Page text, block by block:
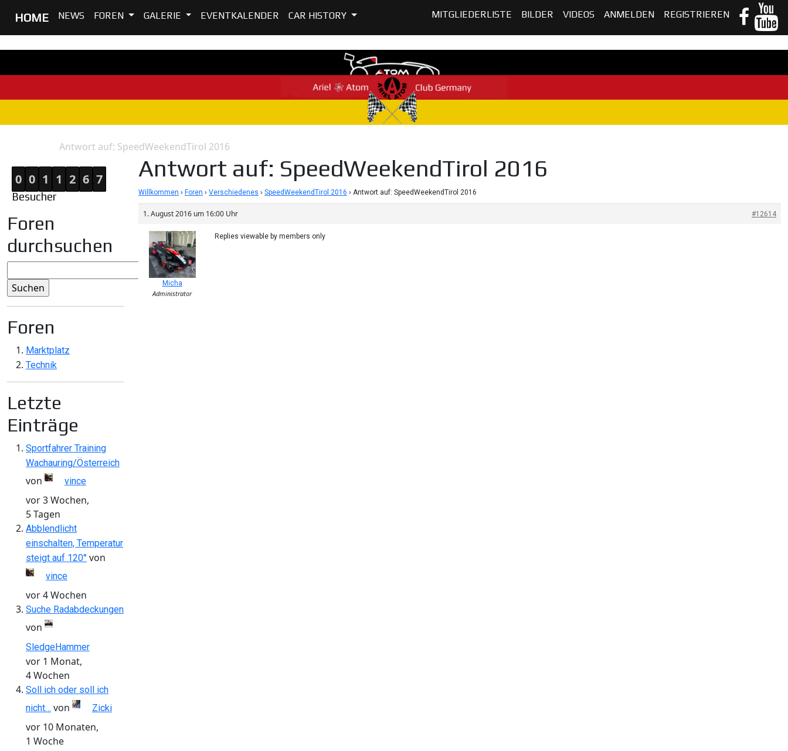
HOME NEWS FOREN GALERIE EVENTKALENDER CAR HISTORY MITGLIEDERLISTE BILDER VIDEOS ANMELDEN REGISTRIEREN
Antwort auf: SpeedWeekendTirol 2016
0 0 1 1 2 6 7
Besucher
Foren
durchsuchen
Foren
Marktplatz
Technik
Letzte
Einträge
Sportfahrer Training
Wachauring/Österreich
von vince
vor 3 Wochen,
5 Tagen
Abblendlicht
einschalten, Temperatur
steigt auf 120° von
vince
vor 4 Wochen
Suche Radabdeckungen
von
SledgeHammer
vor 1 Monat,
4 Wochen
Soll ich oder soll ich
nicht… von Zicki
vor 10 Monaten,
1 Woche
Antwort auf: SpeedWeekendTirol 2016
Willkommen › Foren › Verschiedenes › SpeedWeekendTirol 2016 › Antwort auf: SpeedWeekendTirol 2016
1. August 2016 um 16:00 Uhr #12614
Micha
Administrator
Replies viewable by members only